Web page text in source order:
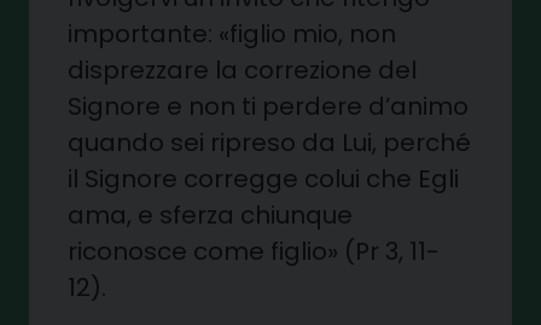
importante: «figlio mio, non
disprezzare la correzione del
Signore e non ti perdere d’animo
quando sei ripreso da Lui, perché
il Signore corregge colui che Egli
ama, e sferza chiunque
riconosce come figlio» (Pr 3, 11-
12).